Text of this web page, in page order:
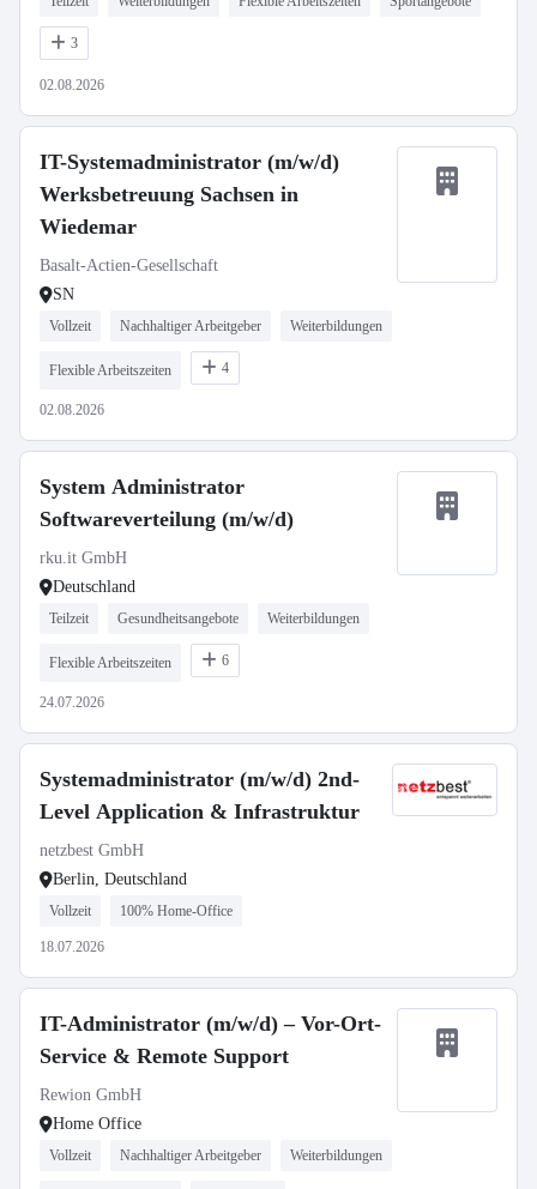
3
02.08.2026
IT-Systemadministrator (m/w/d)
Werksbetreuung Sachsen in
Wiedemar
Basalt-Actien-Gesellschaft
SN
Vollzeit Nachhaltiger Arbeitgeber Weiterbildungen
Flexible Arbeitszeiten 4
02.08.2026
System Administrator
Softwareverteilung (m/w/d)
rku.it GmbH
Deutschland
Teilzeit Gesundheitsangebote Weiterbildungen
Flexible Arbeitszeiten 6
24.07.2026
Systemadministrator (m/w/d) 2nd-
Level Application & Infrastruktur
netzbest GmbH
Berlin, Deutschland
Vollzeit 100% Home-Office
18.07.2026
IT-Administrator (m/w/d) – Vor-Ort-
Service & Remote Support
Rewion GmbH
Home Office
Vollzeit Nachhaltiger Arbeitgeber Weiterbildungen